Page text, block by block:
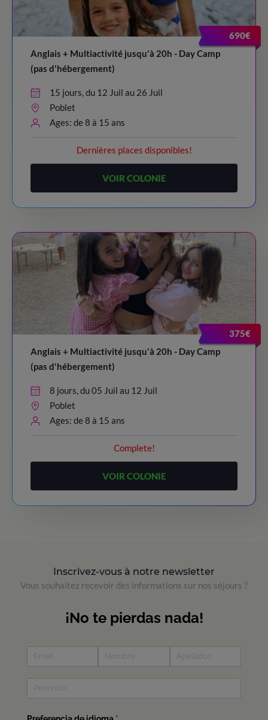
690€
Anglais + Multiactivité jusqu'à 20h - Day Camp
(pas d'hébergement)
15 jours, du 12 Juil au 26 Juil
Poblet
Ages: de 8 à 15 ans
Dernières places disponibles!
VOIR COLONIE
375€
Anglais + Multiactivité jusqu'à 20h - Day Camp
(pas d'hébergement)
8 jours, du 05 Juil au 12 Juil
Poblet
Ages: de 8 à 15 ans
Complete!
VOIR COLONIE
Inscrivez-vous à notre newsletter
Vous souhaitez recevoir des informations sur nos séjours ?